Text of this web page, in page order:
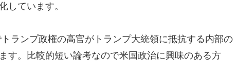
しています。
ランプ政権の高官がトランプ大統領に抵抗する内部の
す。比較的短い論考なので米国政治に興味のある方